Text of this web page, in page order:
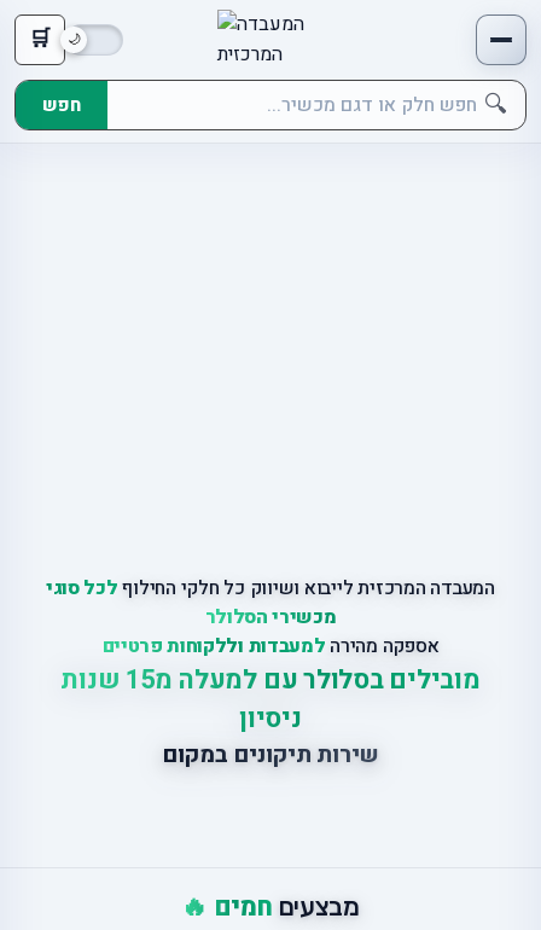
🛒
🔍 חפש
המעבדה המרכזית לייבוא ושיווק כל חלקי החילוףלכל סוגי
מכשירי הסלולר
אספקה מהירה למעבדות וללקוחות פרטיים
מובילים בסלולר עם למעלה מ15 שנות
ניסיון
שירות תיקונים במקום
מבצעים חמים 🔥